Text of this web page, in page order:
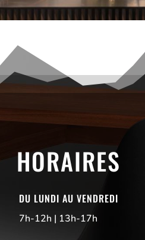
HORAIRES
DU LUNDI AU VENDREDI
7h-12h | 13h-17h